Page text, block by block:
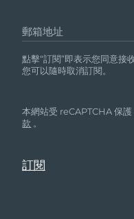
郵箱地址
點擊“訂閱”即表示您同意接
您可以隨時取消訂閱。
本網站受 reCAPTCHA 保
款 。